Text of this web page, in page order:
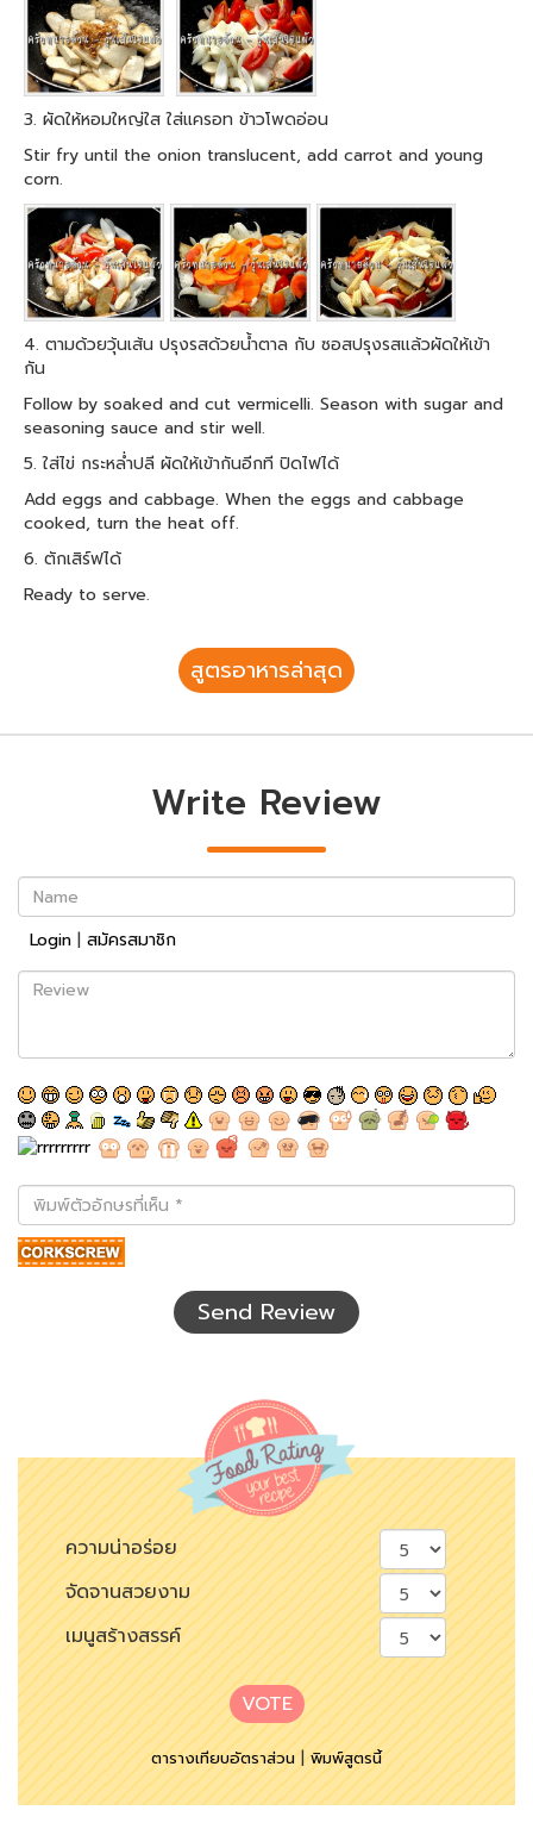
3. ผัดให้หอมใหญ่ใส ใส่แครอท ข้าวโพดอ่อน
Stir fry until the onion translucent, add carrot and young
corn.
4. ตามด้วยวุ้นเส้น ปรุงรสด้วยน้ำตาล กับ ซอสปรุงรสแล้วผัดให้เข้า
กัน
Follow by soaked and cut vermicelli. Season with sugar and
seasoning sauce and stir well.
5. ใส่ไข่ กระหล่ำปลี ผัดให้เข้ากันอีกที ปิดไฟได้
Add eggs and cabbage. When the eggs and cabbage
cooked, turn the heat off.
6. ตักเสิร์ฟได้
Ready to serve.
สูตรอาหารล่าสุด
Write Review
Name
Login | สมัครสมาชิก
Review
พิมพ์
ตัว
อักษร
ที่
Send Review
ความน่าอร่อย
จัดจานสวยงาม
เมนูสร้างสรรค์
VOTE
ตารางเทียบอัตราส่วน|พิมพ์สูตรนี้